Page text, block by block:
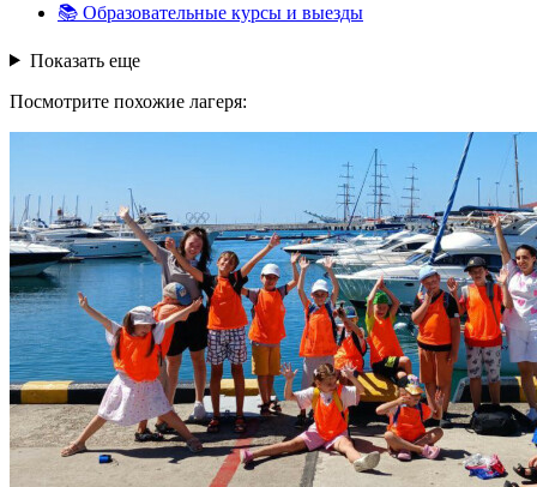
📚 Образовательные курсы и выезды
Показать еще
Посмотрите похожие лагеря: